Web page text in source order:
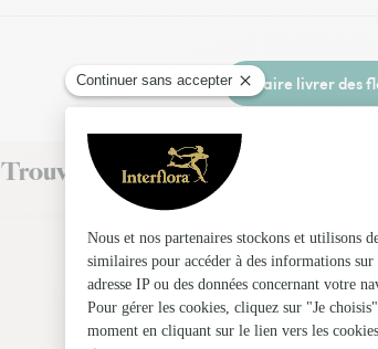
Faire livrer des
Trouvez un fleuriste Interflora à